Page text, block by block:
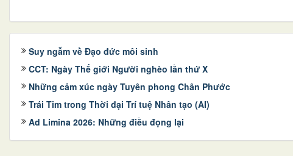
Suy ngẫm về Đạo đức môi sinh
CCT: Ngày Thế giới Người nghèo lần thứ X
Những cảm xúc ngày Tuyên phong Chân Phước
Trái Tim trong Thời đại Trí tuệ Nhân tạo (AI)
Ad Limina 2026: Những điều đọng lại